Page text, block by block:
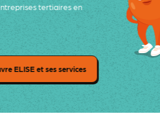
tertiaires en
ELISE et ses services